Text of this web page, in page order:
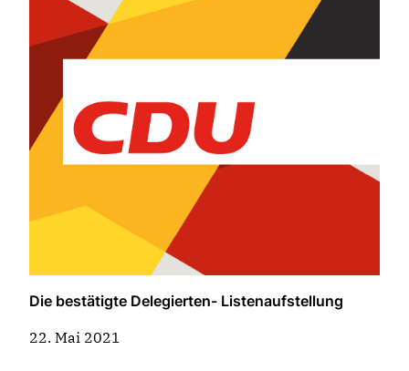
Die bestätigte Delegierten- Listenaufstellung
22. Mai 2021